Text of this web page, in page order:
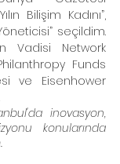
Bilişim Kadını”,
seçildim.
Vadisi Network
Funds
ve Eisenhower
inovasyon,
konularında